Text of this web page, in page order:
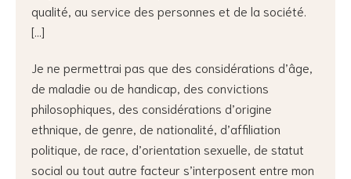
qualité, au service des personnes et de la société.
[…]
Je ne permettrai pas que des considérations d’âge,
de maladie ou de handicap, des convictions
philosophiques, des considérations d’origine
ethnique, de genre, de nationalité, d’affiliation
politique, de race, d’orientation sexuelle, de statut
social ou tout autre facteur s’interposent entre mon